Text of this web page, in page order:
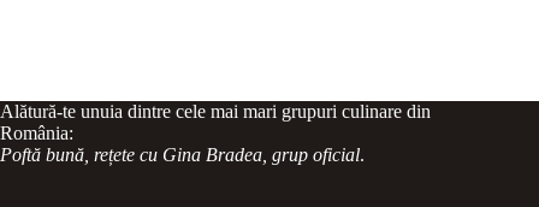
Alătură-te unuia dintre cele mai mari grupuri culinare din
România:
Poftă bună, rețete cu Gina Bradea, grup oficial.